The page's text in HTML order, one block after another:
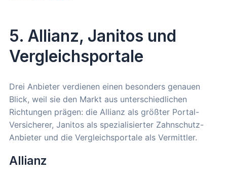
5. Allianz, Janitos und
Vergleichsportale
Drei Anbieter verdienen einen besonders genauen
Blick, weil sie den Markt aus unterschiedlichen
Richtungen prägen: die Allianz als größter Portal-
Versicherer, Janitos als spezialisierter Zahnschutz-
Anbieter und die Vergleichsportale als Vermittler.
Allianz